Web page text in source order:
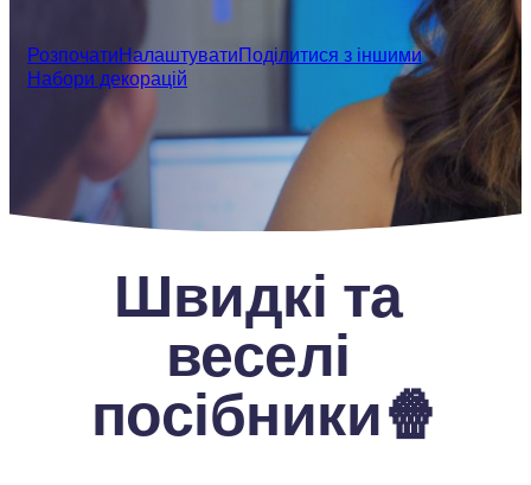
РозпочатиНалаштуватиПоділитися з іншими
Набори декорацій
Швидкі та
веселі
посібники🍿